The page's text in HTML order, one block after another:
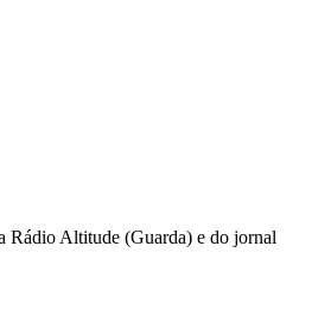
Rádio Altitude (Guarda) e do jornal